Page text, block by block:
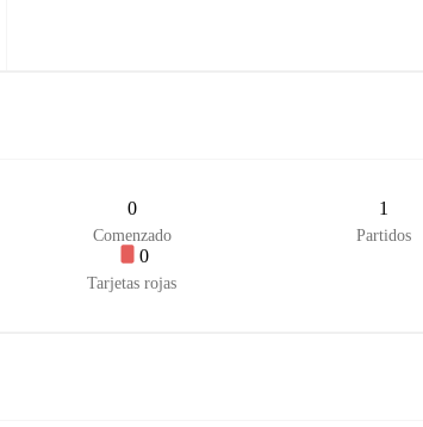
0
Comenzado
1
Partidos
0
Tarjetas rojas